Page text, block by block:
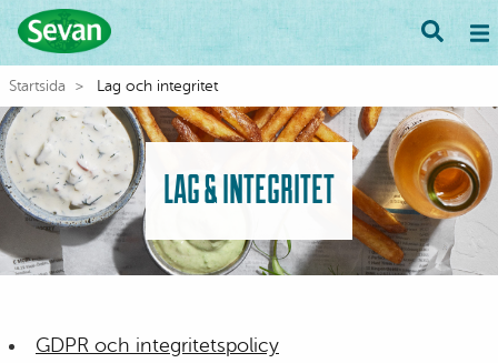
Startsida Lag och integritet
LAG & INTEGRITET
GDPR och integritetspolicy